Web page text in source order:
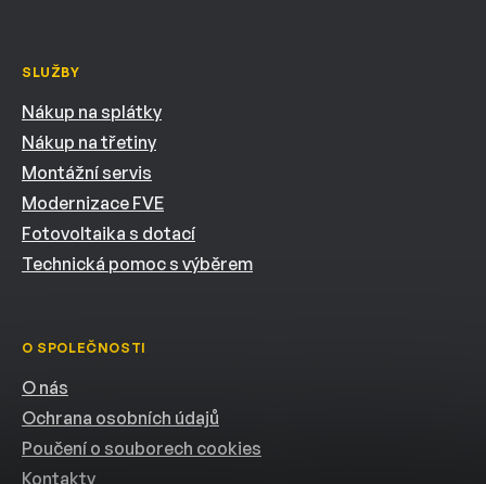
SLUŽBY
Nákup na splátky
Nákup na třetiny
Montážní servis
Modernizace FVE
Fotovoltaika s dotací
Technická pomoc s výběrem
O SPOLEČNOSTI
O nás
Ochrana osobních údajů
Poučení o souborech cookies
Kontakty